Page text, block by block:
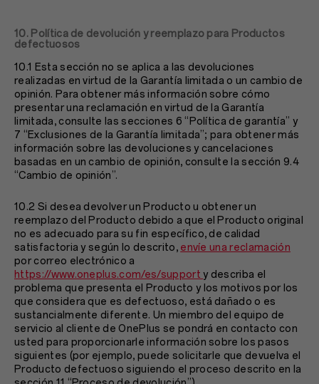
10. Política de devolución y reemplazo para Productos
defectuosos
10.1 Esta sección no se aplica a las devoluciones
realizadas en virtud de la Garantía limitada o un cambio de
opinión. Para obtener más información sobre cómo
presentar una reclamación en virtud de la Garantía
limitada, consulte las secciones 6 “Política de garantía” y
7 “Exclusiones de la Garantía limitada”; para obtener más
información sobre las devoluciones y cancelaciones
basadas en un cambio de opinión, consulte la sección 9.4
“Cambio de opinión”.
10.2 Si desea devolver un Producto u obtener un
reemplazo del Producto debido a que el Producto original
no es adecuado para su fin específico, de calidad
satisfactoria y según lo descrito, envíe una reclamación
por correo electrónico a
https://www.oneplus.com/es/supporty describa el
problema que presenta el Producto y los motivos por los
que considera que es defectuoso, está dañado o es
sustancialmente diferente. Un miembro del equipo de
servicio al cliente de OnePlus se pondrá en contacto con
usted para proporcionarle información sobre los pasos
siguientes (por ejemplo, puede solicitarle que devuelva el
Producto defectuoso siguiendo el proceso descrito en la